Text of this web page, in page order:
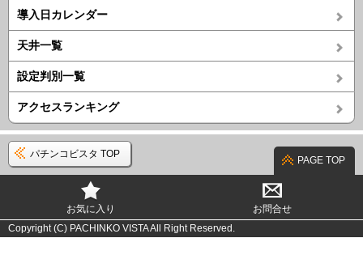
導入日カレンダー
天井一覧
設定判別一覧
アクセスランキング
パチンコビスタ TOP
PAGE TOP
お気に入り
お問合せ
Copyright (C) PACHINKO VISTA All Right Reserved.